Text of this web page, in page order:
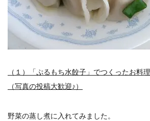
（１）「ぷるもち水餃子」でつくったお料
（写真の投稿大歓迎♪）
野菜の蒸し煮に入れてみました。